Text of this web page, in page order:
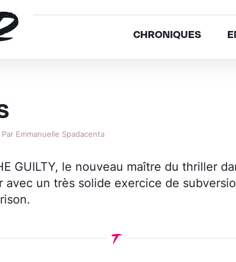
CHRONIQUES
Emmanuelle Spadacenta
GUILTY, le nouveau maître du thriller
avec un très solide exercice de